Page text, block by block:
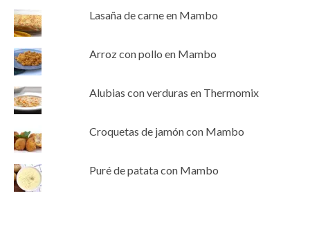
Lasaña de carne en Mambo
Arroz con pollo en Mambo
Alubias con verduras en Thermomix
Croquetas de jamón con Mambo
Puré de patata con Mambo